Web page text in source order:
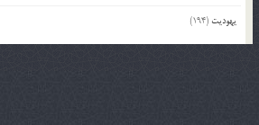
یهودیت (194)